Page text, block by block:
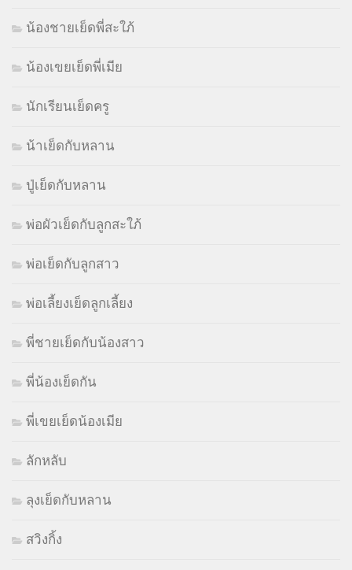
น้องชายเย็ดพี่สะใภ้
น้องเขยเย็ดพี่เมีย
นักเรียนเย็ดครู
น้าเย็ดกับหลาน
ปู่เย็ดกับหลาน
พ่อผัวเย็ดกับลูกสะใภ้
พ่อเย็ดกับลูกสาว
พ่อเลี้ยงเย็ดลูกเลี้ยง
พี่ชายเย็ดกับน้องสาว
พี่น้องเย็ดกัน
พี่เขยเย็ดน้องเมีย
ลักหลับ
ลุงเย็ดกับหลาน
สวิงกิ้ง